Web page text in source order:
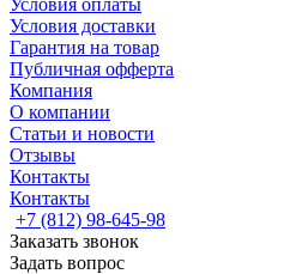
Условия оплаты
Условия доставки
Гарантия на товар
Публичная офферта
Компания
О компании
Статьи и новости
Отзывы
Контакты
Контакты
+7 (812) 98-645-98
Заказать звонок
Задать вопрос